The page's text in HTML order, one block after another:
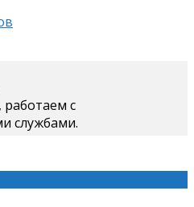
работаем с
службами.